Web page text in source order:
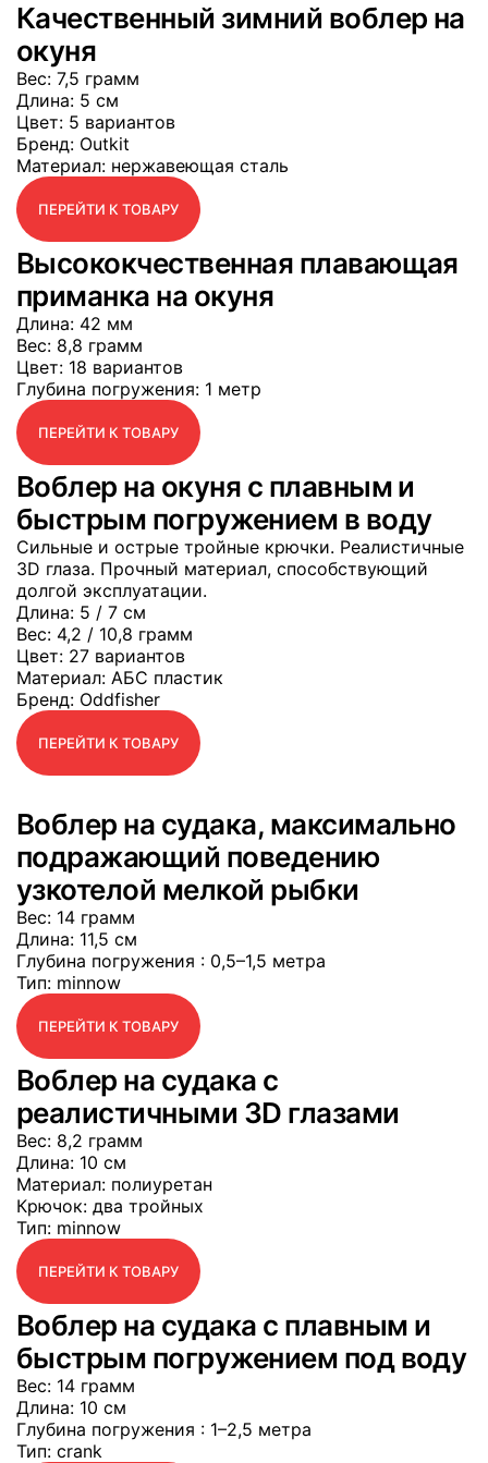
Качественный зимний воблер на
окуня
Вес: 7,5 грамм
Длина: 5 см
Цвет: 5 вариантов
Бренд: Outkit
Материал: нержавеющая сталь
ПЕРЕЙТИ К ТОВАРУ
Высококчественная плавающая
приманка на окуня
Длина: 42 мм
Вес: 8,8 грамм
Цвет: 18 вариантов
Глубина погружения: 1 метр
ПЕРЕЙТИ К ТОВАРУ
Воблер на окуня с плавным и
быстрым погружением в воду
Сильные и острые тройные крючки. Реалистичные
3D глаза. Прочный материал, способствующий
долгой эксплуатации.
Длина: 5 / 7 см
Вес: 4,2 / 10,8 грамм
Цвет: 27 вариантов
Материал: АБС пластик
Бренд: Oddfisher
ПЕРЕЙТИ К ТОВАРУ
Воблер на судака, максимально
подражающий поведению
узкотелой мелкой рыбки
Вес: 14 грамм
Длина: 11,5 см
Глубина погружения : 0,5–1,5 метра
Тип: minnow
ПЕРЕЙТИ К ТОВАРУ
Воблер на судака с
реалистичными 3D глазами
Вес: 8,2 грамм
Длина: 10 см
Материал: полиуретан
Крючок: два тройных
Тип: minnow
ПЕРЕЙТИ К ТОВАРУ
Воблер на судака с плавным и
быстрым погружением под воду
Вес: 14 грамм
Длина: 10 см
Глубина погружения : 1–2,5 метра
Тип: crank